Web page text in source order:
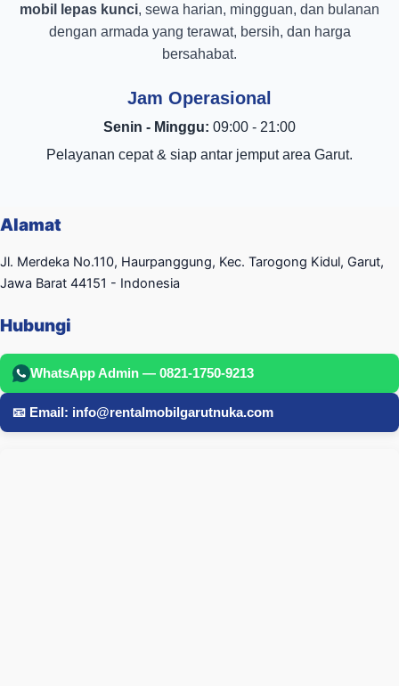
mobil lepas kunci, sewa harian, mingguan, dan bulanan
dengan armada yang terawat, bersih, dan harga
bersahabat.
Jam Operasional
Senin - Minggu: 09:00 - 21:00
Pelayanan cepat & siap antar jemput area Garut.
Alamat
Jl. Merdeka No.110, Haurpanggung, Kec. Tarogong Kidul, Garut,
Jawa Barat 44151 - Indonesia
Hubungi
WhatsApp Admin — 0821-1750-9213
📧 Email: info@rentalmobilgarutnuka.com